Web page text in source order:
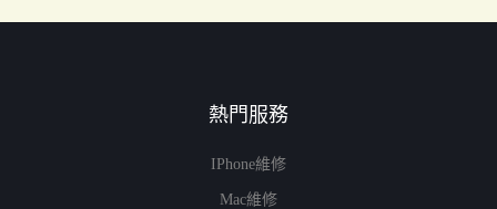
熱門服務
IPhone維修
Mac維修